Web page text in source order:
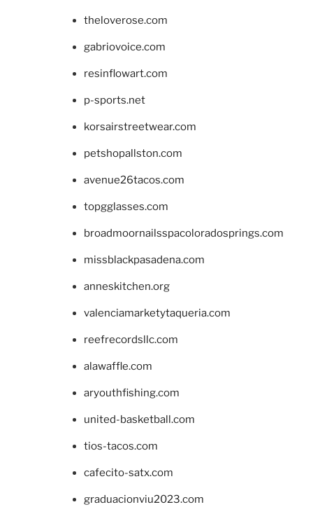
theloverose.com
gabriovoice.com
resinflowart.com
p-sports.net
korsairstreetwear.com
petshopallston.com
avenue26tacos.com
topgglasses.com
broadmoornailsspacoloradosprings.com
missblackpasadena.com
anneskitchen.org
valenciamarketytaqueria.com
reefrecordsllc.com
alawaffle.com
aryouthfishing.com
united-basketball.com
tios-tacos.com
cafecito-satx.com
graduacionviu2023.com